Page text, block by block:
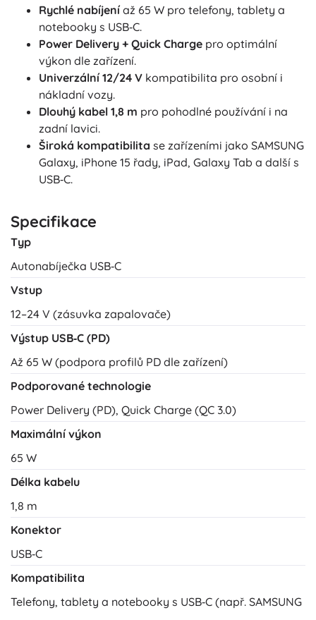
Rychlé nabíjení až 65 W pro telefony, tablety a
notebooky s USB‑C.
Power Delivery + Quick Charge pro optimální
výkon dle zařízení.
Univerzální 12/24 V kompatibilita pro osobní i
nákladní vozy.
Dlouhý kabel 1,8 m pro pohodlné používání i na
zadní lavici.
Široká kompatibilita se zařízeními jako SAMSUNG
Galaxy, iPhone 15 řady, iPad, Galaxy Tab a další s
USB‑C.
Specifikace
Typ
Autonabíječka USB‑C
Vstup
12–24 V (zásuvka zapalovače)
Výstup USB‑C (PD)
Až 65 W (podpora profilů PD dle zařízení)
Podporované technologie
Power Delivery (PD), Quick Charge (QC 3.0)
Maximální výkon
65 W
Délka kabelu
1,8 m
Konektor
USB‑C
Kompatibilita
Telefony, tablety a notebooky s USB‑C (např. SAMSUNG